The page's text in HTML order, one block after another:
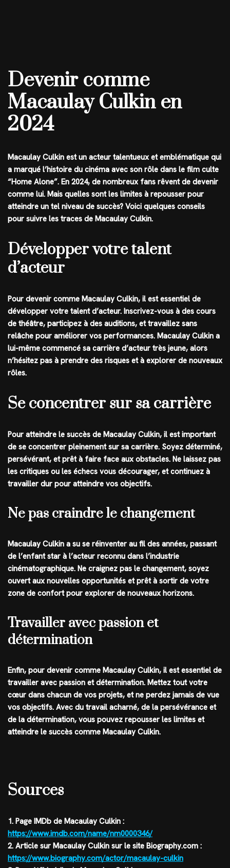
Devenir comme
Macaulay Culkin en
2024
Macaulay Culkin est un acteur talentueux et emblématique qui
a marqué l’histoire du cinéma avec son rôle dans le film culte
“Home Alone”. En 2024, de nombreux fans rêvent de devenir
comme lui. Mais quelles sont les limites à repousser pour
atteindre un tel niveau de succès? Voici quelques conseils
pour suivre les traces de Macaulay Culkin.
Développer votre talent
d’acteur
Pour devenir comme Macaulay Culkin, il est essentiel de
développer votre talent d’acteur. Inscrivez-vous à des cours
de théâtre, participez à des auditions, et travaillez sans
relâche pour améliorer vos performances. Macaulay Culkin a
lui-même commencé sa carrière d’acteur très jeune, alors
n’hésitez pas à prendre des risques et à explorer de nouveaux
rôles.
Se concentrer sur sa carrière
Pour atteindre le succès de Macaulay Culkin, il est important
de se concentrer pleinement sur sa carrière. Soyez déterminé,
persévérant, et prêt à faire face aux obstacles. Ne laissez pas
les critiques ou les échecs vous décourager, et continuez à
travailler dur pour atteindre vos objectifs.
Ne pas craindre le changement
Macaulay Culkin a su se réinventer au fil des années, passant
de l’enfant star à l’acteur reconnu dans l’industrie
cinématographique. Ne craignez pas le changement, soyez
ouvert aux nouvelles opportunités et prêt à sortir de votre
zone de confort pour explorer de nouveaux horizons.
Travailler avec passion et
détermination
Enfin, pour devenir comme Macaulay Culkin, il est essentiel de
travailler avec passion et détermination. Mettez tout votre
cœur dans chacun de vos projets, et ne perdez jamais de vue
vos objectifs. Avec du travail acharné, de la persévérance et
de la détermination, vous pouvez repousser les limites et
atteindre le succès comme Macaulay Culkin.
Sources
1. Page IMDb de Macaulay Culkin :
https://www.imdb.com/name/nm0000346/
2. Article sur Macaulay Culkin sur le site Biography.com :
https://www.biography.com/actor/macaulay-culkin